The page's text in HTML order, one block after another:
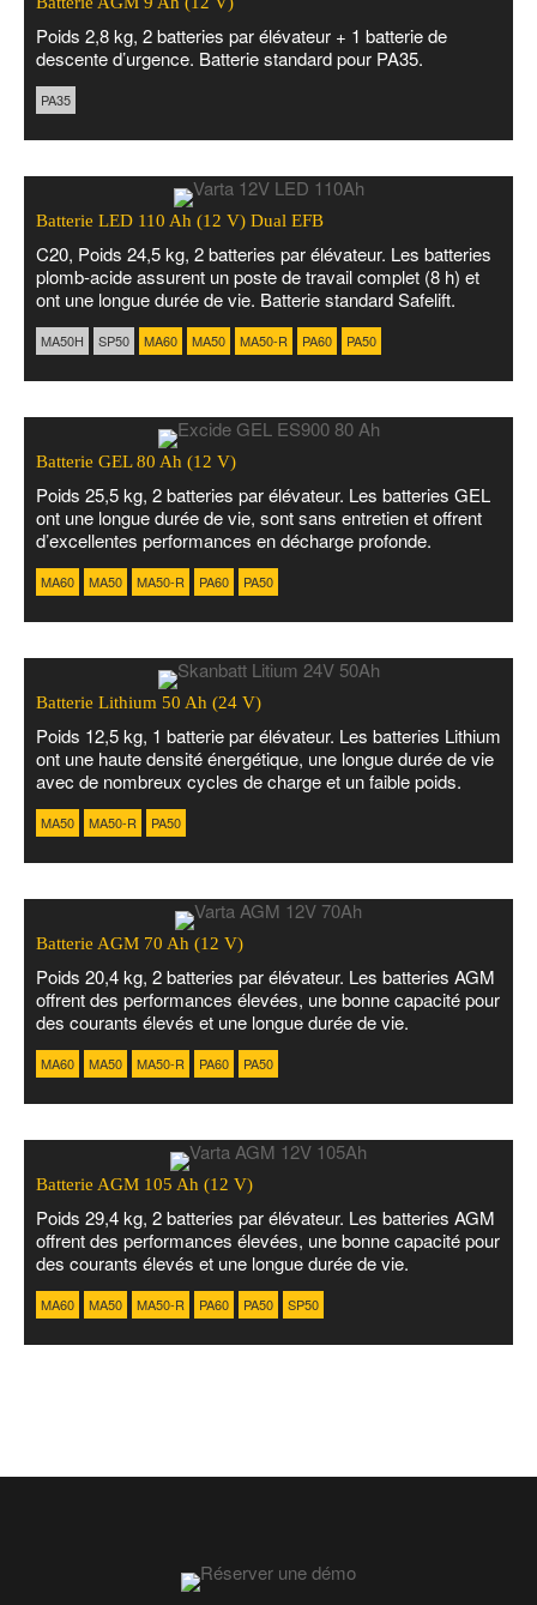
Poids 2,8 kg, 2 batteries par élévateur + 1 batterie de
descente d’urgence. Batterie standard pour PA35.
PA35
Batterie LED 110 Ah (12 V) Dual EFB
C20, Poids 24,5 kg, 2 batteries par élévateur. Les batteries
plomb-acide assurent un poste de travail complet (8 h) et
ont une longue durée de vie. Batterie standard Safelift.
MA50H SP50 MA60 MA50 MA50-R PA60 PA50
Batterie GEL 80 Ah (12 V)
Poids 25,5 kg, 2 batteries par élévateur. Les batteries GEL
ont une longue durée de vie, sont sans entretien et offrent
d’excellentes performances en décharge profonde.
MA60 MA50 MA50-R PA60 PA50
Batterie Lithium 50 Ah (24 V)
Poids 12,5 kg, 1 batterie par élévateur. Les batteries Lithium
ont une haute densité énergétique, une longue durée de vie
avec de nombreux cycles de charge et un faible poids.
MA50 MA50-R PA50
Batterie AGM 70 Ah (12 V)
Poids 20,4 kg, 2 batteries par élévateur. Les batteries AGM
offrent des performances élevées, une bonne capacité pour
des courants élevés et une longue durée de vie.
MA60 MA50 MA50-R PA60 PA50
Batterie AGM 105 Ah (12 V)
Poids 29,4 kg, 2 batteries par élévateur. Les batteries AGM
offrent des performances élevées, une bonne capacité pour
des courants élevés et une longue durée de vie.
MA60 MA50 MA50-R PA60 PA50 SP50